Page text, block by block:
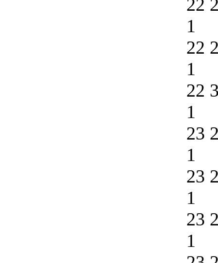
22
1
22
1
22
1
23
1
23
1
23
1